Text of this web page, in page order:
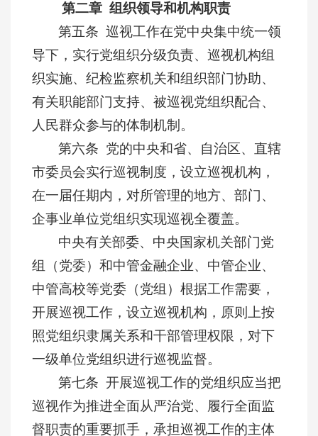
第二章 组织领导和机构职责
第五条 巡视工作在党中央集中统一领
导下，实行党组织分级负责、巡视机构组
织实施、纪检监察机关和组织部门协助、
有关职能部门支持、被巡视党组织配合、
人民群众参与的体制机制。
第六条 党的中央和省、自治区、直辖
市委员会实行巡视制度，设立巡视机构，
在一届任期内，对所管理的地方、部门、
企事业单位党组织实现巡视全覆盖。
中央有关部委、中央国家机关部门党
组（党委）和中管金融企业、中管企业、
中管高校等党委（党组）根据工作需要，
开展巡视工作，设立巡视机构，原则上按
照党组织隶属关系和干部管理权限，对下
一级单位党组织进行巡视监督。
第七条 开展巡视工作的党组织应当把
巡视作为推进全面从严治党、履行全面监
督职责的重要抓手，承担巡视工作的主体